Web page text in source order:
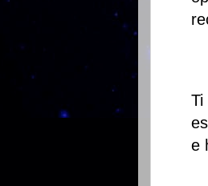
Ti
e